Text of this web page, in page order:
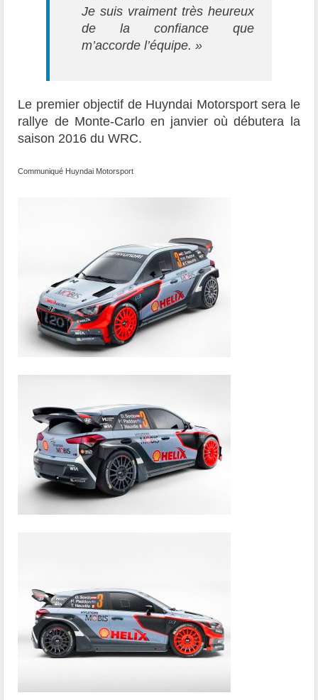
Je suis vraiment très heureux
de la confiance que
m’accorde l’équipe. »
Le premier objectif de Huyndai Motorsport sera le
rallye de Monte-Carlo en janvier où débutera la
saison 2016 du WRC.
Communiqué Huyndai Motorsport